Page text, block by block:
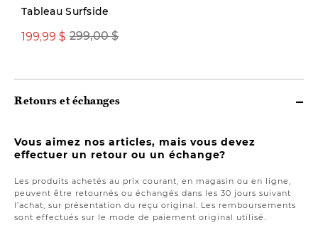
Tableau Surfside
299,00 $
199,99 $
Retours et échanges
Vous aimez nos articles, mais vous devez
effectuer un retour ou un échange?
Les produits achetés au prix courant, en magasin ou en ligne,
peuvent être retournés ou échangés dans les 30 jours suivant
l’achat, sur présentation du reçu original. Les remboursements
sont effectués sur le mode de paiement original utilisé.